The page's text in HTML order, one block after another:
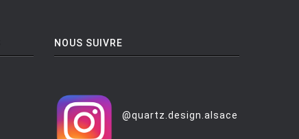
NOUS SUIVRE
@quartz.design.alsace